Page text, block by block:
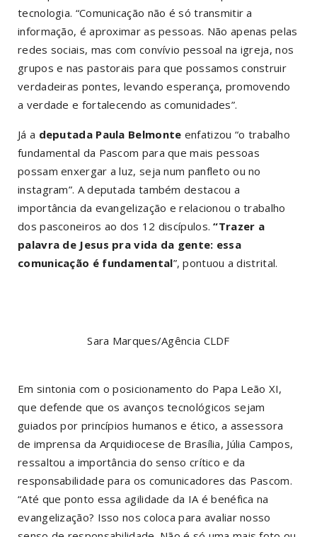
tecnologia. “Comunicação não é só transmitir a
informação, é aproximar as pessoas. Não apenas pelas
redes sociais, mas com convívio pessoal na igreja, nos
grupos e nas pastorais para que possamos construir
verdadeiras pontes, levando esperança, promovendo
a verdade e fortalecendo as comunidades”.
Já a deputada Paula Belmonte enfatizou “o trabalho
fundamental da Pascom para que mais pessoas
possam enxergar a luz, seja num panfleto ou no
instagram”. A deputada também destacou a
importância da evangelização e relacionou o trabalho
dos pasconeiros ao dos 12 discípulos.“Trazer a
palavra de Jesus pra vida da gente: essa
comunicação é fundamental”, pontuou a distrital.
Sara Marques/Agência CLDF
Em sintonia com o posicionamento do Papa Leão XI,
que defende que os avanços tecnológicos sejam
guiados por princípios humanos e ético, a assessora
de imprensa da Arquidiocese de Brasília, Júlia Campos,
ressaltou a importância do senso crítico e da
responsabilidade para os comunicadores das Pascom.
“Até que ponto essa agilidade da IA é benéfica na
evangelização? Isso nos coloca para avaliar nosso